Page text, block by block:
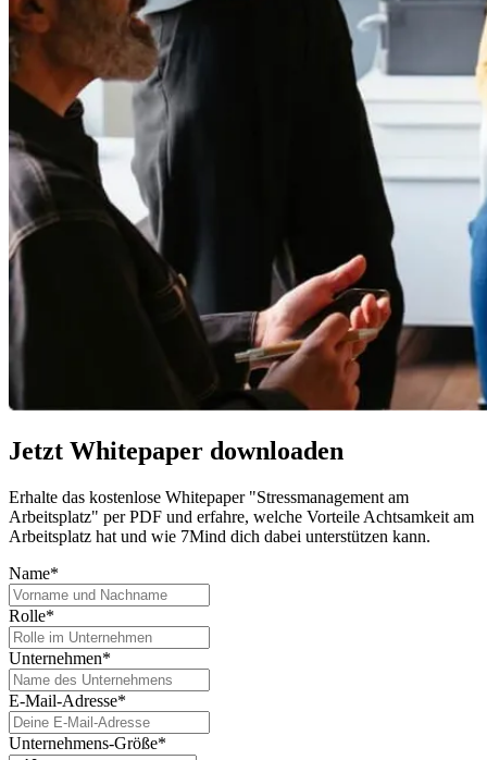
Jetzt Whitepaper downloaden
Erhalte das kostenlose Whitepaper "Stressmanagement am
Arbeitsplatz" per PDF und erfahre, welche Vorteile Achtsamkeit am
Arbeitsplatz hat und wie 7Mind dich dabei unterstützen kann.
Name*
Rolle*
Unternehmen*
E-Mail-Adresse*
Unternehmens-Größe*